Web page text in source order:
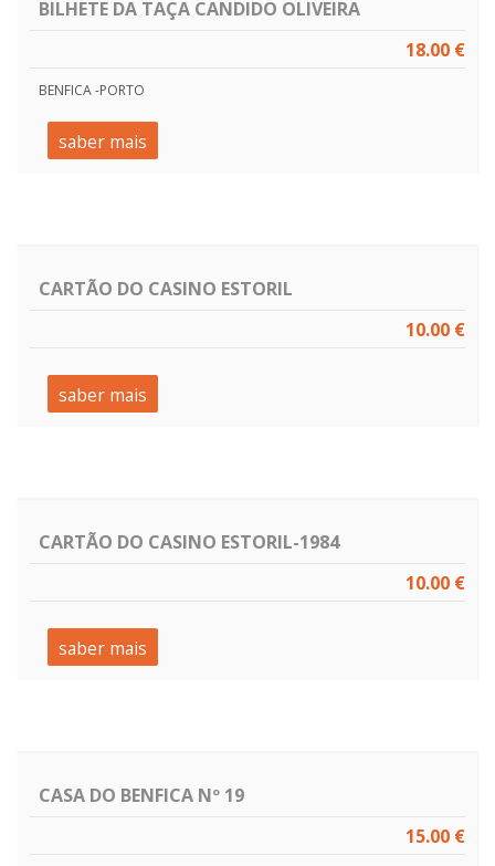
BILHETE DA TAÇA CANDIDO OLIVEIRA
18.00 €
BENFICA -PORTO
saber mais
CARTÃO DO CASINO ESTORIL
10.00 €
saber mais
CARTÃO DO CASINO ESTORIL-1984
10.00 €
saber mais
CASA DO BENFICA Nº 19
15.00 €